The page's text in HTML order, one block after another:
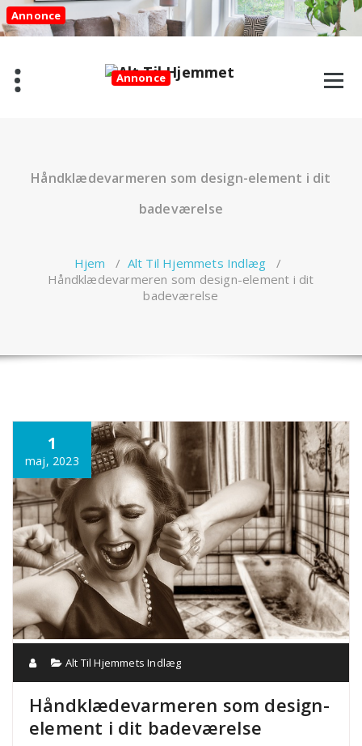
Videre
til
indhold
Annonce
Annonce
Håndklædevarmeren som design-element i dit
badeværelse
Hjem / Alt Til Hjemmets Indlæg /
Håndklædevarmeren som design-element i dit
badeværelse
1
maj, 2023
Annonce
Alt Til Hjemmets Indlæg
Håndklædevarmeren som design-
element i dit badeværelse